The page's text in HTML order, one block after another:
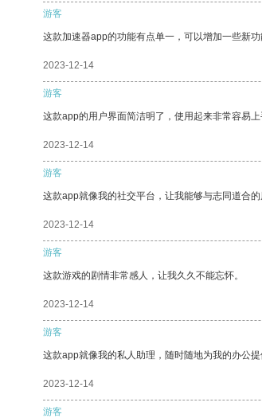
游客
这款加速器app的功能有点单一，可以增加一些新
2023-12-14
游客
这款app的用户界面简洁明了，使用起来非常容易
2023-12-14
游客
这款app就像我的社交平台，让我能够与志同道合的
2023-12-14
游客
这款游戏的剧情非常感人，让我久久不能忘怀。
2023-12-14
游客
这款app就像我的私人助理，随时随地为我的办公提
2023-12-14
游客